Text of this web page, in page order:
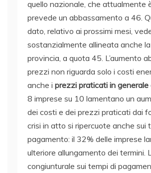
quello nazionale, che attualmente
prevede un abbassamento a 46.
dato, relativo ai prossimi mesi,
sostanzialmente allineata anche
provincia, a quota 45. L’aumento
prezzi non riguarda solo i costi
anche i prezzi praticati in generale
8 imprese su 10 lamentano un
dei costi e dei prezzi praticati dai
crisi in atto si ripercuote anche sui
pagamento: il 32% delle imprese
ulteriore allungamento dei termini.
congiunturale sui tempi di